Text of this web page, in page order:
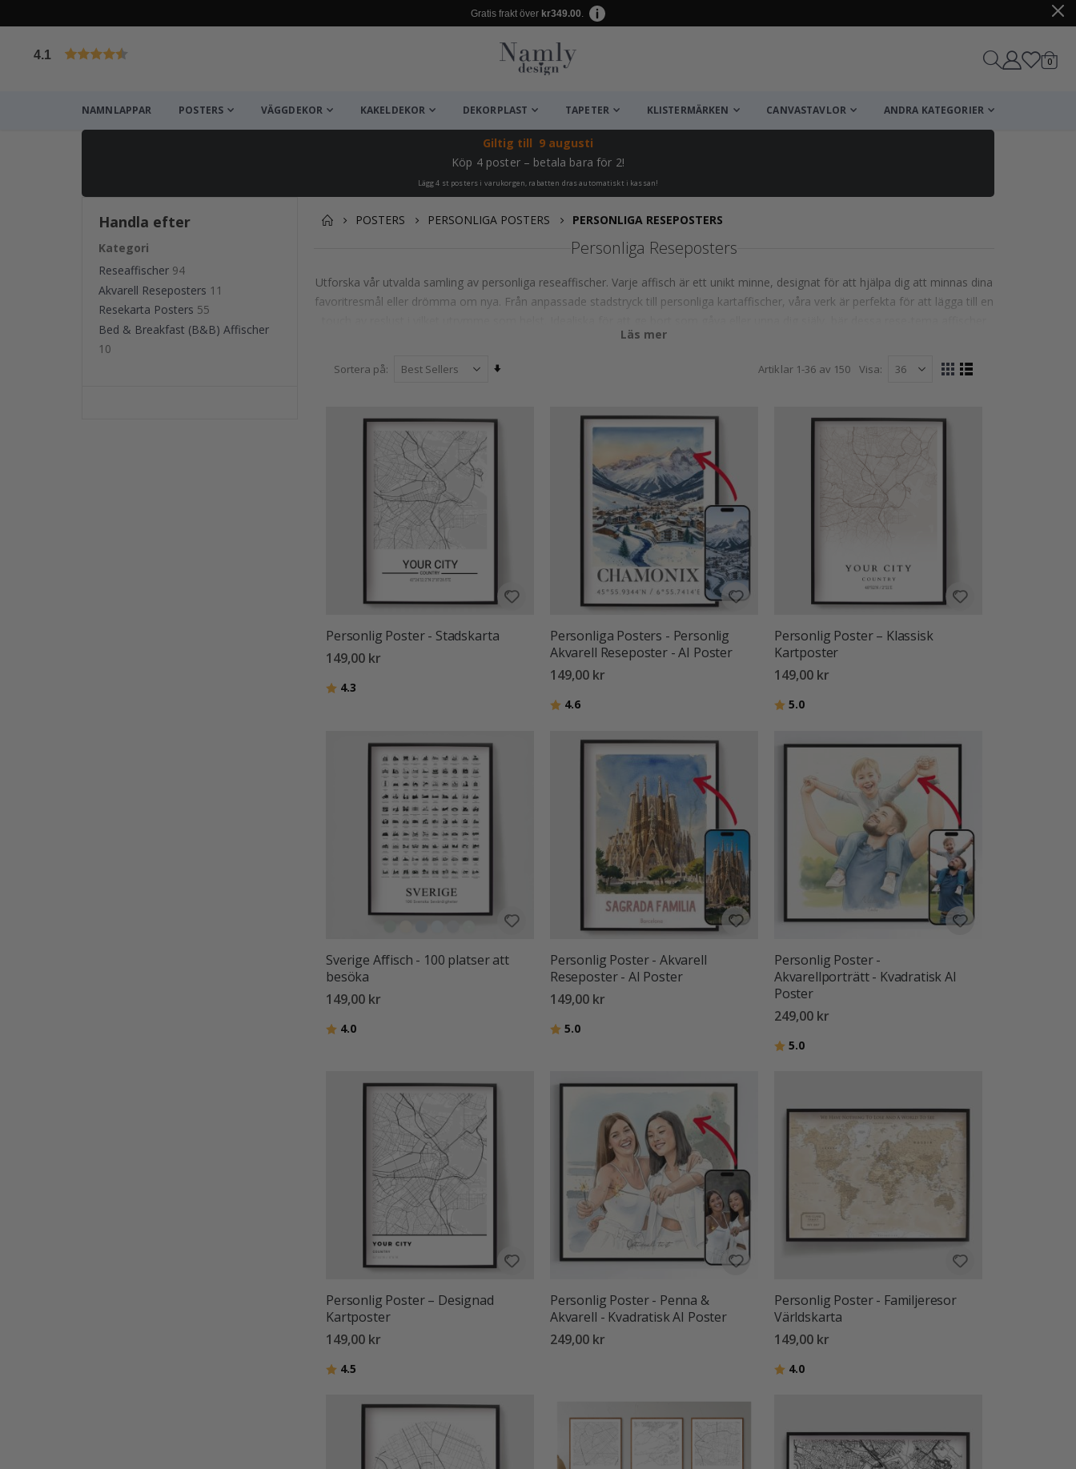
Gratis frakt över kr349.00.
4.1 0
NAMNLAPPAR POSTERS VÄGGDEKOR KAKELDEKOR DEKORPLAST TAPETER KLISTERMÄRKEN CANVASTAVLOR ANDRA KATEGORIER
Giltig till 9 augusti
Köp 4 poster – betala bara för 2!
Lägg 4 st posters i varukorgen, rabatten dras automatiskt i kassan!
POSTERS PERSONLIGA POSTERS PERSONLIGA RESEPOSTERS
Personliga Reseposters
Utforska vår utvalda samling av personliga reseaffischer. Varje affisch är ett unikt minne, designat för att hjälpa dig att minnas dina
favoritresmål eller drömma om nya. Från anpassade stadstryck till personliga kartaffischer, våra verk är perfekta för att lägga till en
med sig äventyrsandan.
Läs mer
Sortera på Artiklar 1-36 av 150 Visa
Visa
Rutnät
Listvy
Personlig Poster - Stadskarta
149,00 kr
Betyg:
4.3
Personliga Posters - Personlig
Akvarell Reseposter - AI Poster
149,00 kr
Betyg:
4.6utav 5 stjärnor
Personlig Poster – Klassisk
Kartposter
149,00 kr
Betyg:
5.0utav 5 stjärnor
Sverige Affisch - 100 platser att
besöka
149,00 kr
Betyg:
4.0
Personlig Poster - Akvarell
Reseposter - AI Poster
149,00 kr
Betyg:
5.0utav 5 stjärnor
Personlig Poster -
Akvarellporträtt - Kvadratisk AI
Poster
249,00 kr
Betyg:
5.0utav 5 stjärnor
Personlig Poster – Designad
Kartposter
149,00 kr
Betyg:
4.5
Personlig Poster - Penna &
Akvarell - Kvadratisk AI Poster
249,00 kr
Personlig Poster - Familjeresor
Världskarta
149,00 kr
Betyg:
4.0utav 5 stjärnor
Handla efter
Kategori
Reseaffischer 94
Akvarell Reseposters 11
Resekarta Posters 55
Bed & Breakfast (B&B) Affischer
10